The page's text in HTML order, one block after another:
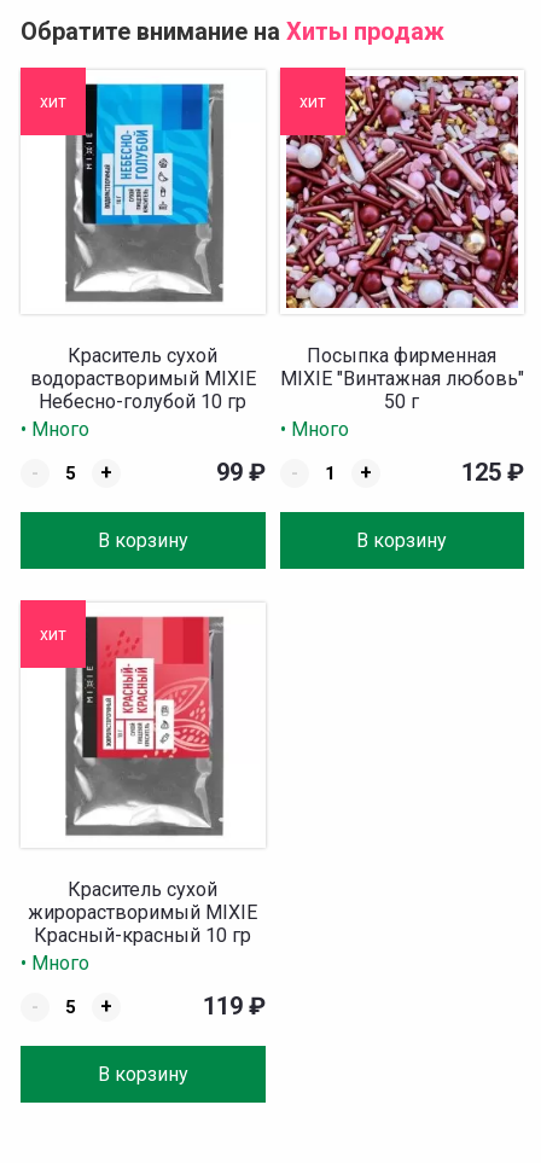
Обратите внимание на Хиты продаж
хит
Краситель сухой
водорастворимый MIXIE
Небесно-голубой 10 гр
• Много
-
+
В корзину
99 ₽
хит
Посыпка фирменная
MIXIE "Винтажная любовь"
50 г
• Много
-
+
В корзину
125 ₽
хит
Краситель сухой
жирорастворимый MIXIE
Красный-красный 10 гр
• Много
-
+
В корзину
119 ₽